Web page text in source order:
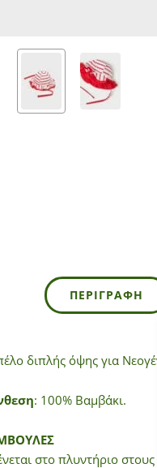
ΠΕΡΙΓΡΑΦΉ
διπλής όψης για
: 100% Βαμβάκι.
στο πλυντήριο στους